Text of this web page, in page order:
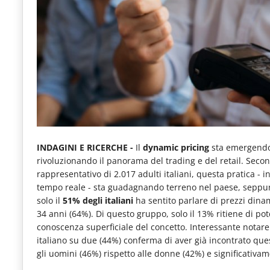
articoli
quotidiani
sul
mondo
dell'alimentazione,
dei
consumi
fuoricasa,
del
Food
Service
e
tutte
INDAGINI E RICERCHE - Il dynamic pricing sta
rivoluzionando il panorama del trading e del retail.
rappresentativo di 2.017 adulti italiani, questa pratica -
tempo reale - sta guadagnando terreno nel paese,
solo il 51% degli italiani ha sentito parlare di prezzi
34 anni (64%). Di questo gruppo, solo il 13% ritiene di
conoscenza superficiale del concetto. Interessante
italiano su due (44%) conferma di aver già incontrato
gli uomini (46%) rispetto alle donne (42%) e